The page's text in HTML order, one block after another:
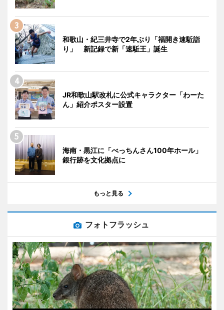
和歌山・紀三井寺で2年ぶり「福開き速駈詣
り」 新記録で新「速駈王」誕生
JR和歌山駅改札に公式キャラクター「わーた
ん」紹介ポスター設置
海南・黒江に「べっちんさん100年ホール」
銀行跡を文化拠点に
もっと見る
フォトフラッシュ